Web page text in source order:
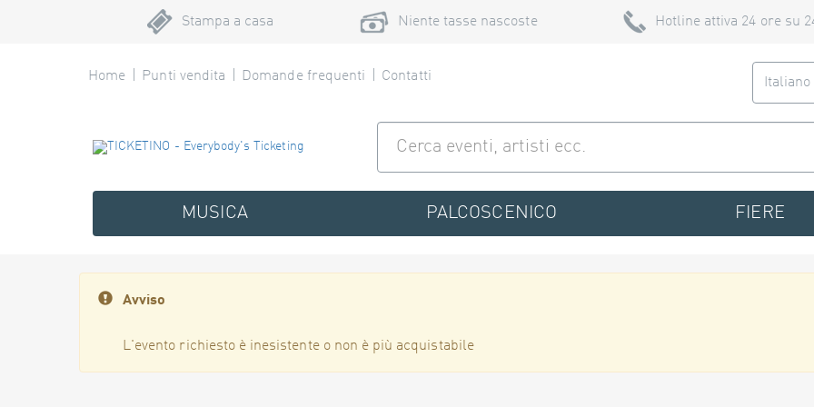
Stampa a casa Niente tasse nascoste Hotline attiva 24 ore su
Home Punti vendita Domande frequenti Contatti Italiano
MUSICA PALCOSCENICO FIERE
Avviso
L'evento richiesto è inesistente o non è più acquistabile